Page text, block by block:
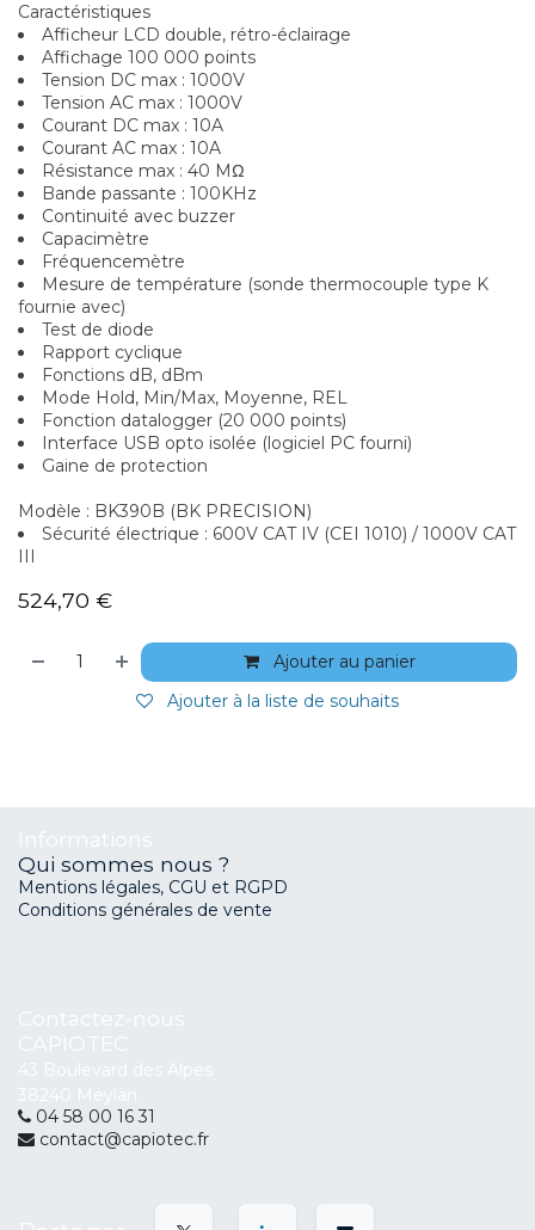
Caractéristiques
Afficheur LCD double, rétro-éclairage
Affichage 100 000 points
Tension DC max : 1000V
Tension AC max : 1000V
Courant DC max : 10A
Courant AC max : 10A
Résistance max : 40 MΩ
Bande passante : 100KHz
Continuité avec buzzer
Capacimètre
Fréquencemètre
Mesure de température (sonde thermocouple type K
fournie avec)
Test de diode
Rapport cyclique
Fonctions dB, dBm
Mode Hold, Min/Max, Moyenne, REL
Fonction datalogger (20 000 points)
Interface USB opto isolée (logiciel PC fourni)
Gaine de protection
Modèle : BK390B (BK PRECISION)
Sécurité électrique : 600V CAT IV (CEI 1010) / 1000V CAT
524,70 €
Ajouter au panier
Ajouter à la liste de souhaits
Qui sommes nous ?
Mentions légales, CGU et RGPD
Conditions générales de vente
04 58 00 16 31
contact@capiotec.fr